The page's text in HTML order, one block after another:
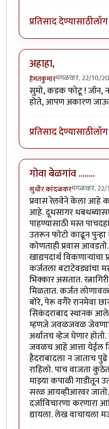
प्रतिसाद देण्यासाठी
अहाहा,
हेमंतकुमारमंगळवार, 22/10/
सुमो, कडक फोटू ! जॉन,
होते, आपण अकारण
प्रतिसाद देण्यासाठी
गोवा बेळगांव ........
सुधीर कांदळकरमंगळवार,
प्रवास रेलवेने केला आहे
आहे. दूधसागर
पाहण्यासाठी मस्त
उतरून फोटो काढून
कोणताही प्रवास
खाद्यपदार्थ विकणार्‍यांचा
कर्जतला बटाटेवड्यांचा
भिक्कार असतात.
मिळतात. कर्जत
बोरे, पेरू वगैरे रानमेवा
सिकंदराबाद स्थानक
म्हणजे जवळजवळ
अर्थातच व्हेज घेणार
जवळच आहे आत्ता येईल
हैदराबादला न जाताच
राहिलो. पाच वाजता
माझ्या कपाळी गाडीतून
सरळ आयव्हीआरवर
दर्जाविचारणा करणारा
द्यायला. लेख वाचायला